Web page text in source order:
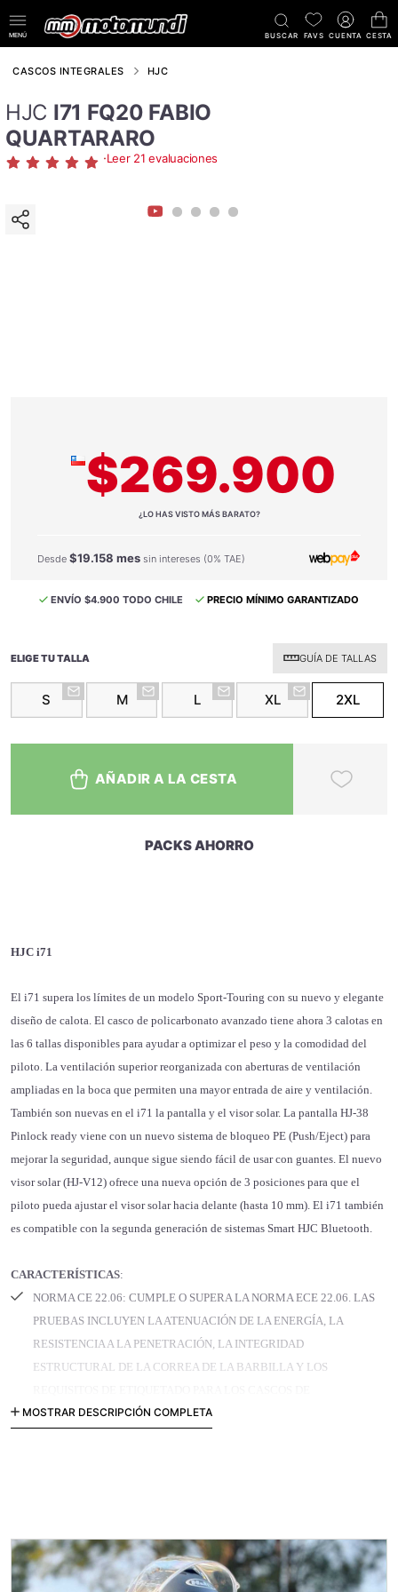
MENÚ BUSCAR FAVS CUENTA CESTA
CASCOS INTEGRALES HJC
HJC I71 FQ20 FABIO
QUARTARARO
·Leer 21 evaluaciones
$269.900
¿LO HAS VISTO MÁS BARATO?
Desde $19.158 mes sin intereses (0% TAE)
ENVÍO $4.900 TODO CHILE PRECIO MÍNIMO GARANTIZADO
ELIGE TU TALLA GUÍA DE TALLAS
S M L XL 2XL
AÑADIR A LA CESTA
PACKS AHORRO
HJC i71
El i71 supera los límites de un modelo Sport-Touring con su nuevo y elegante
diseño de calota. El casco de policarbonato avanzado tiene ahora 3 calotas en
las 6 tallas disponibles para ayudar a optimizar el peso y la comodidad del
piloto. La ventilación superior reorganizada con aberturas de ventilación
ampliadas en la boca que permiten una mayor entrada de aire y ventilación.
También son nuevas en el i71 la pantalla y el visor solar. La pantalla HJ-38
Pinlock ready viene con un nuevo sistema de bloqueo PE (Push/Eject) para
mejorar la seguridad, aunque sigue siendo fácil de usar con guantes. El nuevo
visor solar (HJ-V12) ofrece una nueva opción de 3 posiciones para que el
piloto pueda ajustar el visor solar hacia delante (hasta 10 mm). El i71 también
es compatible con la segunda generación de sistemas Smart HJC Bluetooth.
CARACTERÍSTICAS:
NORMA CE 22.06: CUMPLE O SUPERA LA NORMA ECE 22.06. LAS
PRUEBAS INCLUYEN LA ATENUACIÓN DE LA ENERGÍA, LA
RESISTENCIA A LA PENETRACIÓN, LA INTEGRIDAD
ESTRUCTURAL DE LA CORREA DE LA BARBILLA Y LOS
MOTOCICLETA DE CARRETERA.
REVESTIMIENTO ANTIVAHO SE DESPLIEGA DE FORMA RÁPIDA Y
SENCILLA MEDIANTE UN NUEVO SISTEMA DE ACCIONAMIENTO
SITUADO EN LA PARTE INFERIOR. SU NUEVO MECANISMO
MOSTRAR DESCRIPCIÓN COMPLETA